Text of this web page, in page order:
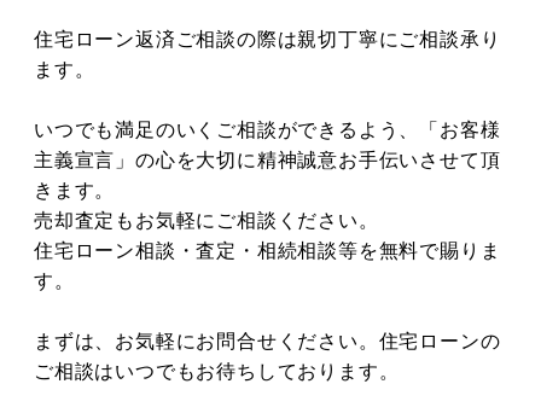
住宅ローン返済ご相談の際は親切丁寧にご相談承り
ます。
いつでも満足のいくご相談ができるよう、「お客様
主義宣言」の心を大切に精神誠意お手伝いさせて頂
きます。
売却査定もお気軽にご相談ください。
住宅ローン相談・査定・相続相談等を無料で賜りま
す。
まずは、お気軽にお問合せください。住宅ローンの
ご相談はいつでもお待ちしております。